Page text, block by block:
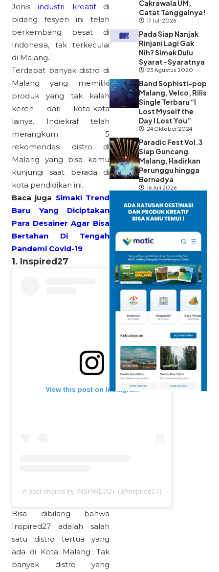
Jenisindustri kreatifdi
bidang fesyen ini telah
berkembang pesat di
Indonesia, tak terkeculai
di Malang.
Terdapat banyak distro di
Malang yang memiliki
produk yang tak kalah
keren dari kota-kota
lainya. Indiekraf telah
merangkum 5
rekomendasi distro di
Malang yang bisa kamu
kunjungi saat berada di
kota pendidikan ini.
Baca juga Simak! Trend
Baru Yang Diciptakan
Para Desainer Agar Bisa
Bertahan Di Tengah
Pandemi Covid-19
1. Inspired27
View this post on Instagram
A post shared by INSPIRED27 (@inspired27)
Bisa dibilang bahwa
Inspired27 adalah salah
satu distro tertua yang
ada di Kota Malang. Tak
banyak distro yang
Cakrawala UM,
Catat Tanggalnya!
17 Juli 2026
Pada Siap Nanjak
Rinjani Lagi Gak
Nih? Simak Dulu
Syarat -Syaratnya
23 Agustus 2020
Band Sophisti-pop
Malang, Velco, Rilis
Single Terbaru “I
Lost Myself the
Day I Lost You”
24 Oktober 2024
Paradic Fest Vol.3
Siap Guncang
Malang, Hadirkan
Perunggu hingga
Bernadya
16 Juli 2026